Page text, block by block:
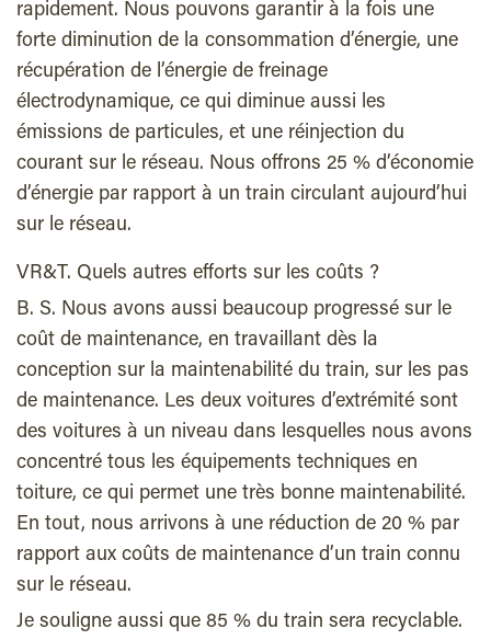
rapidement. Nous pouvons garantir à la fois une
forte diminution de la consommation d’énergie, une
récupération de l’énergie de freinage
électrodynamique, ce qui diminue aussi les
émissions de particules, et une réinjection du
courant sur le réseau. Nous offrons 25 % d’économie
d’énergie par rapport à un train circulant aujourd’hui
sur le réseau.
VR&T. Quels autres efforts sur les coûts ?
B. S. Nous avons aussi beaucoup progressé sur le
coût de maintenance, en travaillant dès la
conception sur la maintenabilité du train, sur les pas
de maintenance. Les deux voitures d’extrémité sont
des voitures à un niveau dans lesquelles nous avons
concentré tous les équipements techniques en
toiture, ce qui permet une très bonne maintenabilité.
En tout, nous arrivons à une réduction de 20 % par
rapport aux coûts de maintenance d’un train connu
sur le réseau.
Je souligne aussi que 85 % du train sera recyclable.